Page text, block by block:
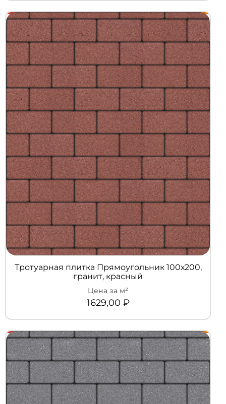
Тротуарная плитка Прямоугольник 100х200,
гранит, красный
1629,00 ₽